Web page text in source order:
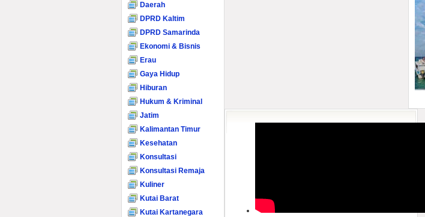
Daerah
DPRD Kaltim
DPRD Samarinda
Ekonomi & Bisnis
Erau
Gaya Hidup
Hiburan
Hukum & Kriminal
Jatim
Kalimantan Timur
Kesehatan
Konsultasi
Konsultasi Remaja
Kuliner
Kutai Barat
Kutai Kartanegara